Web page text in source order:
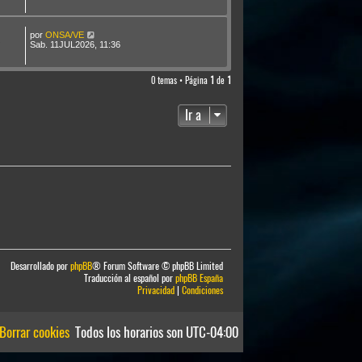
por ONSA/VE
Sab. 11JUL2026, 11:36
0 temas • Página 1 de 1
Ir a
Desarrollado porphpBB® Forum Software © phpBB Limited
Traducción al español porphpBB España
Privacidad| Condiciones
Todos los horarios son UTC-04:00
Borrar cookies